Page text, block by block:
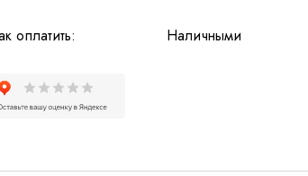
оплатить: Наличными